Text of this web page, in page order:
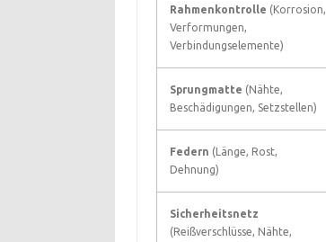
Rahmenkontrolle (Korrosion,
Verformungen,
Verbindungselemente)
Sprungmatte (Nähte,
Beschädigungen, Setzstellen)
Federn (Länge, Rost,
Dehnung)
Sicherheitsnetz
(Reißverschlüsse, Nähte,